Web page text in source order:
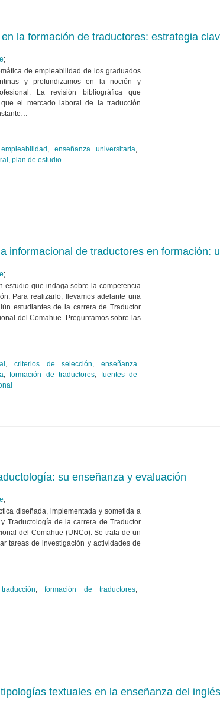
la formación de traductores: estrategia
;
de empleabilidad de los graduados
y profundizamos en la noción y
La revisión bibliográfica que
el mercado laboral de la traducción
empleabilidad ,enseñanza universitaria,
, plan de estudio
informacional de traductores en formación:
;
estudio que indaga sobre la competencia
Para realizarlo, llevamos adelante una
estudiantes de la carrera de Traductor
del Comahue. Preguntamos sobre las
,criterios de selección,enseñanza
, formación de traductores, fuentes de
su enseñanza y evaluación
;
diseñada, implementada y sometida a
Traductología de la carrera de Traductor
del Comahue (UNCo). Se trata de un
tareas de investigación y actividades de
,formación de traductores,
textuales en la enseñanza del